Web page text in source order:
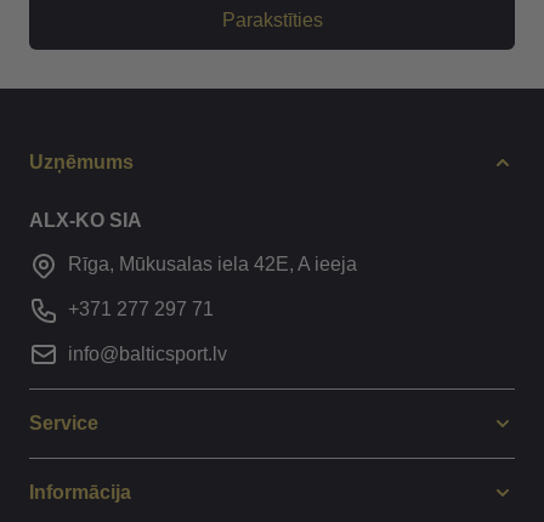
Parakstīties
Uzņēmums
ALX-KO SIA
Rīga, Mūkusalas iela 42E, A ieeja
+371 277 297 71
info@balticsport.lv
Service
Informācija